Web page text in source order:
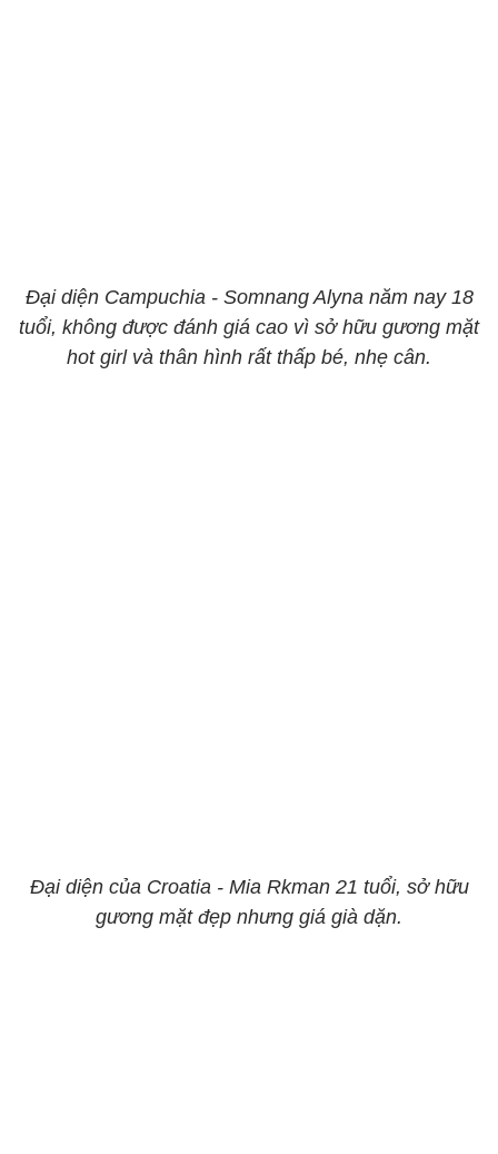
Đại diện Campuchia - Somnang Alyna năm nay 18
tuổi, không được đánh giá cao vì sở hữu gương mặt
hot girl và thân hình rất thấp bé, nhẹ cân.
Đại diện của Croatia - Mia Rkman 21 tuổi, sở hữu
gương mặt đẹp nhưng giá già dặn.